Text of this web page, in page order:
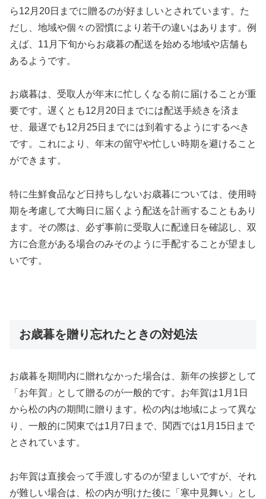
ら12月20日までに贈るのが好ましいとされています。た
だし、地域や個々の習慣により若干の違いはあります。例
えば、11月下旬からお歳暮の配送を始める地域や店舗も
あるようです。
お歳暮は、受取人が年末に忙しくなる前に届けることが重
要です。遅くとも12月20日までには配送手続きを済ま
せ、最遅でも12月25日までには到着するようにするべき
です。これにより、年末の留守や忙しい時期を避けること
ができます。
特に生鮮食品など日持ちしないお歳暮については、使用時
期を考慮して大晦日に届くよう配送を計画することもあり
ます。その際は、必ず事前に受取人に配達日を確認し、双
方に合意がある場合のみそのように手配することが望まし
いです。
お歳暮を贈り忘れたときの対処法
お歳暮を期間内に贈れなかった場合は、新年の挨拶として
「お年賀」として贈るのが一般的です。お年賀は1月1日
から松の内の期間に贈ります。松の内は地域によって異な
り、一般的に関東では1月7日まで、関西では1月15日まで
とされています。
お年賀は直接会って手渡しするのが望ましいですが、それ
が難しい場合は、松の内が明けた後に「寒中見舞い」とし